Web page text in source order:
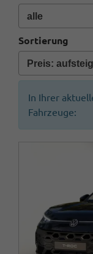
Sortierung
In Ihrer
Fahrzeuge: